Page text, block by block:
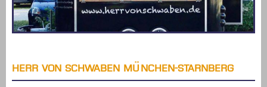
HERR VON SCHWABEN MÜNCHEN-STARNBERG